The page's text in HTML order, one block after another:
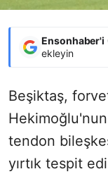
Ensonhaber'i
ekleyin
Beşiktaş,
tendon
yırtık tespit